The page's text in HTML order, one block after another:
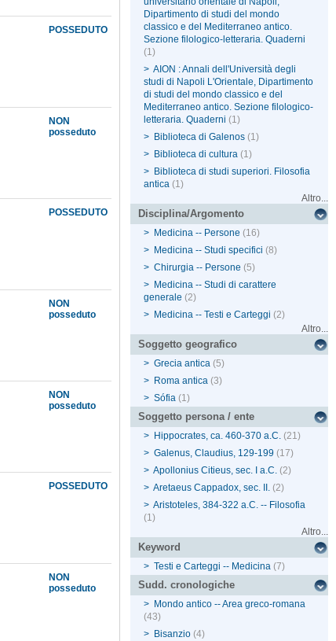
POSSEDUTO
NON
posseduto
POSSEDUTO
NON
posseduto
NON
posseduto
POSSEDUTO
NON
posseduto
Dipartimento di studi del mondo
classico e del Mediterraneo antico.
Sezione filologico-letteraria. Quaderni
(1)
> AION : Annali dell'Università degli
studi di Napoli L'Orientale, Dipartimento
di studi del mondo classico e del
Mediterraneo antico. Sezione filologico-
letteraria. Quaderni (1)
> Biblioteca di Galenos (1)
> Biblioteca di cultura (1)
> Biblioteca di studi superiori. Filosofia
antica (1)
Altro...
Disciplina/Argomento
> Medicina -- Persone (16)
> Medicina -- Studi specifici (8)
> Chirurgia -- Persone (5)
> Medicina -- Studi di carattere
generale (2)
> Medicina -- Testi e Carteggi (2)
Altro...
Soggetto geografico
> Grecia antica (5)
> Roma antica (3)
> Sófia (1)
Soggetto persona / ente
> Hippocrates, ca. 460-370 a.C. (21)
> Galenus, Claudius, 129-199 (17)
> Apollonius Citieus, sec. I a.C. (2)
> Aretaeus Cappadox, sec. II. (2)
> Aristoteles, 384-322 a.C. -- Filosofia
(1)
Altro...
Keyword
> Testi e Carteggi -- Medicina (7)
Sudd. cronologiche
> Mondo antico -- Area greco-romana
(43)
> Bisanzio (4)